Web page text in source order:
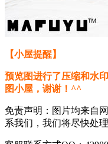
【小屋提醒】
预览图进行了压缩和水
图小屋，谢谢！^^
免责声明：图片均来自
系我们，我们将尽快处理